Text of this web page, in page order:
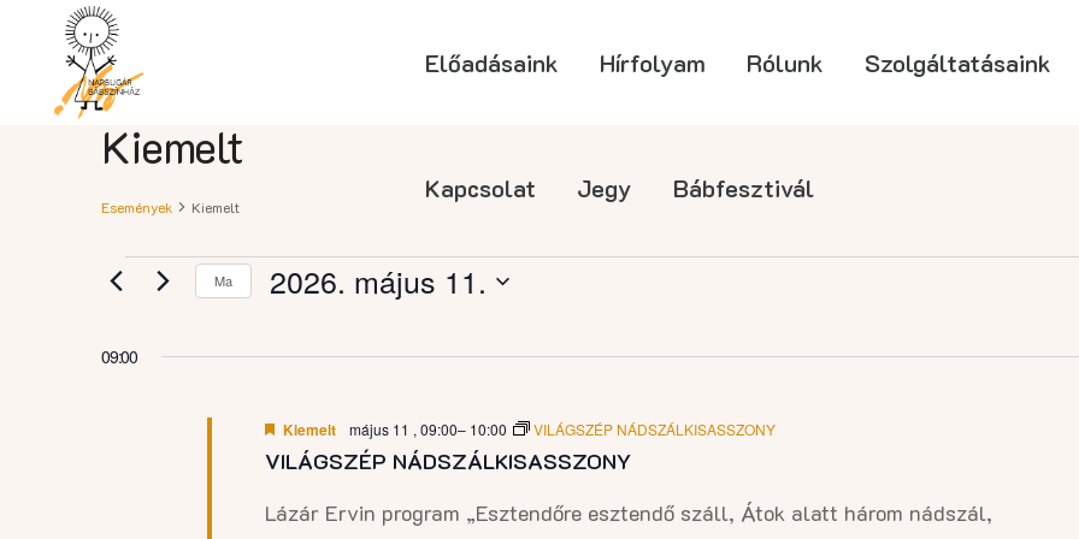
Előadásaink Hírfolyam Rólunk Szolgáltatásaink
Kapcsolat Jegy Bábfesztivál
Kiemelt
Események Kiemelt
Események
for
2026.
Ma 2026. május 11.
09:00
VILÁGSZÉP NÁDSZÁLKISASSZONY
Kiemelt május 11 , 09:00– 10:00 VILÁGSZÉP NÁDSZÁLKISASSZONY
Lázár Ervin program „Esztendőre esztendő száll, Átok alatt három nádszál,